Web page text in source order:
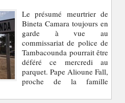
Le présumé meurtrier de
Bineta Camara toujours en
garde à vue au
commissariat de police de
Tambacounda pourrait être
déféré ce mercredi au
parquet. Pape Alioune Fall,
proche de la famille